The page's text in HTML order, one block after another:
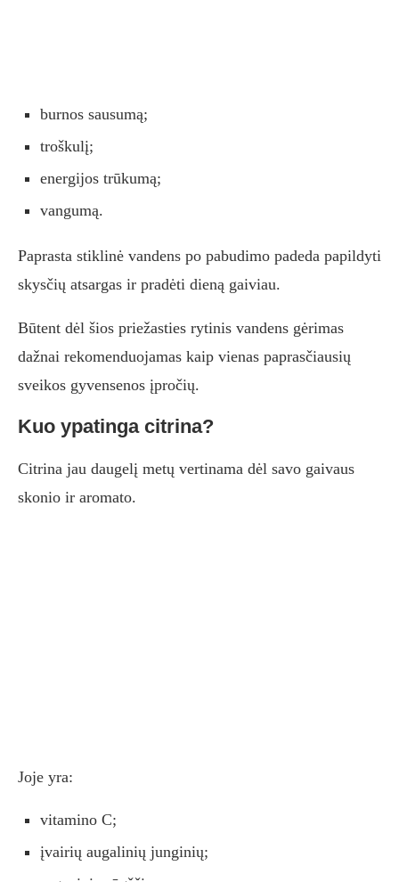
burnos sausumą;
troškulį;
energijos trūkumą;
vangumą.
Paprasta stiklinė vandens po pabudimo padeda papildyti
skysčių atsargas ir pradėti dieną gaiviau.
Būtent dėl šios priežasties rytinis vandens gėrimas
dažnai rekomenduojamas kaip vienas paprasčiausių
sveikos gyvensenos įpročių.
Kuo ypatinga citrina?
Citrina jau daugelį metų vertinama dėl savo gaivaus
skonio ir aromato.
Joje yra:
vitamino C;
įvairių augalinių junginių;